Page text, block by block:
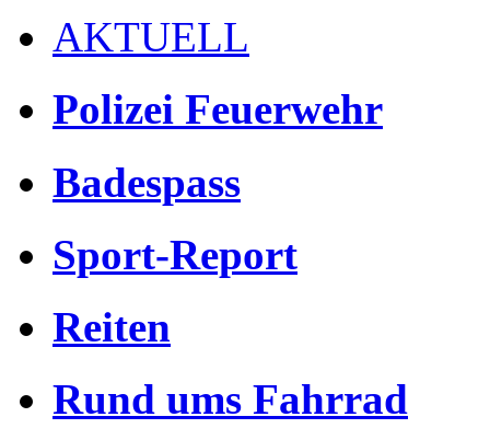
AKTUELL
Polizei Feuerwehr
Badespass
Sport-Report
Reiten
Rund ums Fahrrad